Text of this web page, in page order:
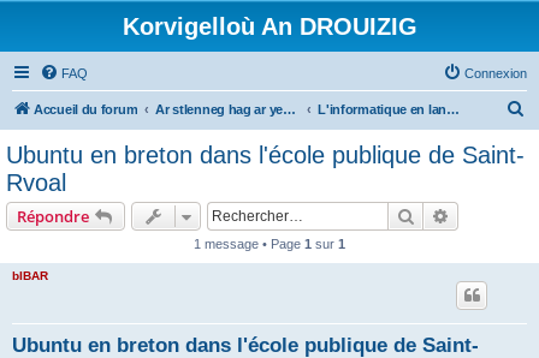
Korvigelloù An DROUIZIG
FAQ Connexion
Accueil du forum Ar stlenneg hag ar yezhoù bihan er bed a-bezh L'informatique en langues régionales et minoritaires
Ubuntu en breton dans l'école publique de Saint-
Rvoal
Répondre Rechercher
1 message • Page 1 sur 1
bIBAR
Ubuntu en breton dans l'école publique de Saint-